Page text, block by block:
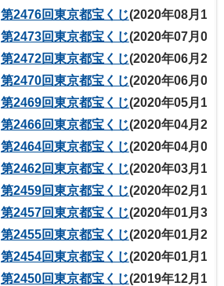
第2476回東京都宝くじ(2020年08月14
第2473回東京都宝くじ(2020年07月03
第2472回東京都宝くじ(2020年06月26
第2470回東京都宝くじ(2020年06月05
第2469回東京都宝くじ(2020年05月15
第2466回東京都宝くじ(2020年04月24
第2464回東京都宝くじ(2020年04月03
第2462回東京都宝くじ(2020年03月13
第2459回東京都宝くじ(2020年02月14
第2457回東京都宝くじ(2020年01月31
第2455回東京都宝くじ(2020年01月24
第2454回東京都宝くじ(2020年01月17
第2450回東京都宝くじ(2019年12月13